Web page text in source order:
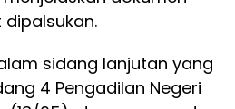
sidang lanjutan yang
4 Pengadilan Negeri